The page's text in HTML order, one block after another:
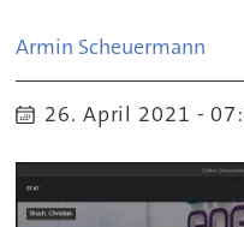
Armin Scheuermann
26. April 2021 -